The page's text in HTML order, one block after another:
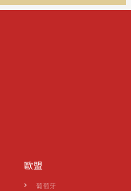
歐盟
葡萄牙